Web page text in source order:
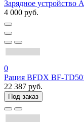
Зарядное устройство
4 000 руб.
0
Рация BFDX BF-
22 387 руб.
Под заказ